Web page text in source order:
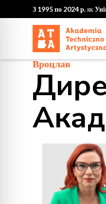
З 1995 по 2024 р.як
Вроцлав